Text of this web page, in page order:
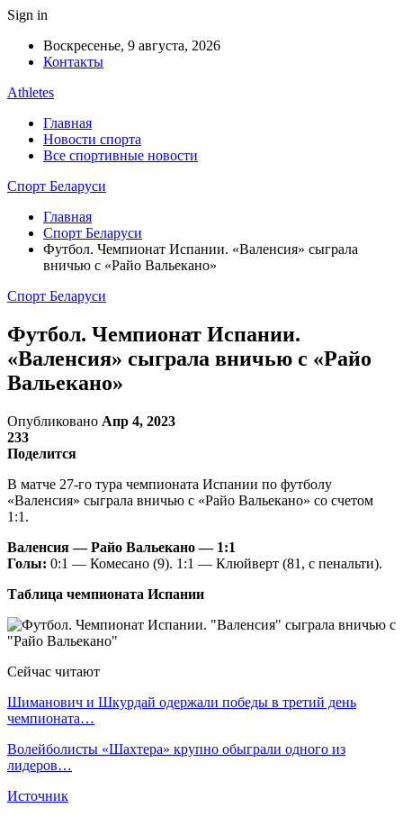
Sign in
Воскресенье, 9 августа, 2026
Контакты
Athletes
Главная
Новости спорта
Все спортивные новости
Спорт Беларуси
Главная
Спорт Беларуси
Футбол. Чемпионат Испании. «Валенсия» сыграла
вничью с «Райо Вальекано»
Спорт Беларуси
Футбол. Чемпионат Испании.
«Валенсия» сыграла вничью с «Райо
Вальекано»
Опубликовано Апр 4, 2023
233
Поделится
В матче 27-го тура чемпионата Испании по футболу
«Валенсия» сыграла вничью с «Райо Вальекано» со счетом
1:1.
Валенсия — Райо Вальекано — 1:1
Голы: 0:1 — Комесано (9). 1:1 — Клюйверт (81, с пенальти).
Таблица чемпионата Испании
Сейчас читают
Шиманович и Шкурдай одержали победы в третий день
чемпионата…
Волейболисты «Шахтера» крупно обыграли одного из
лидеров…
Источник